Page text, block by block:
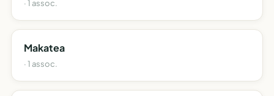
· 1 assoc.
Makatea
· 1 assoc.